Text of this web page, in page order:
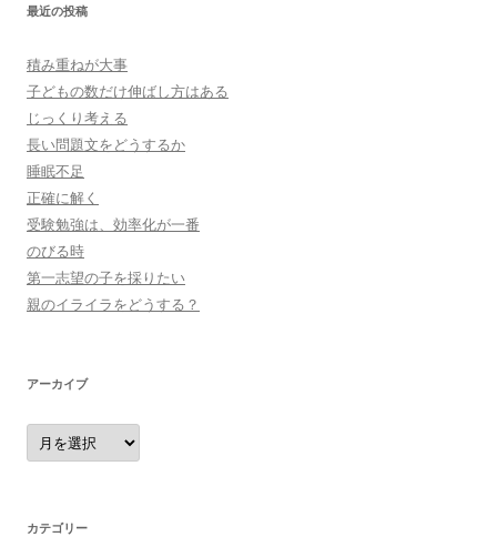
最近の投稿
積み重ねが大事
子どもの数だけ伸ばし方はある
じっくり考える
長い問題文をどうするか
睡眠不足
正確に解く
受験勉強は、効率化が一番
のびる時
第一志望の子を採りたい
親のイライラをどうする？
アーカイブ
ア
ー
カ
カテゴリー